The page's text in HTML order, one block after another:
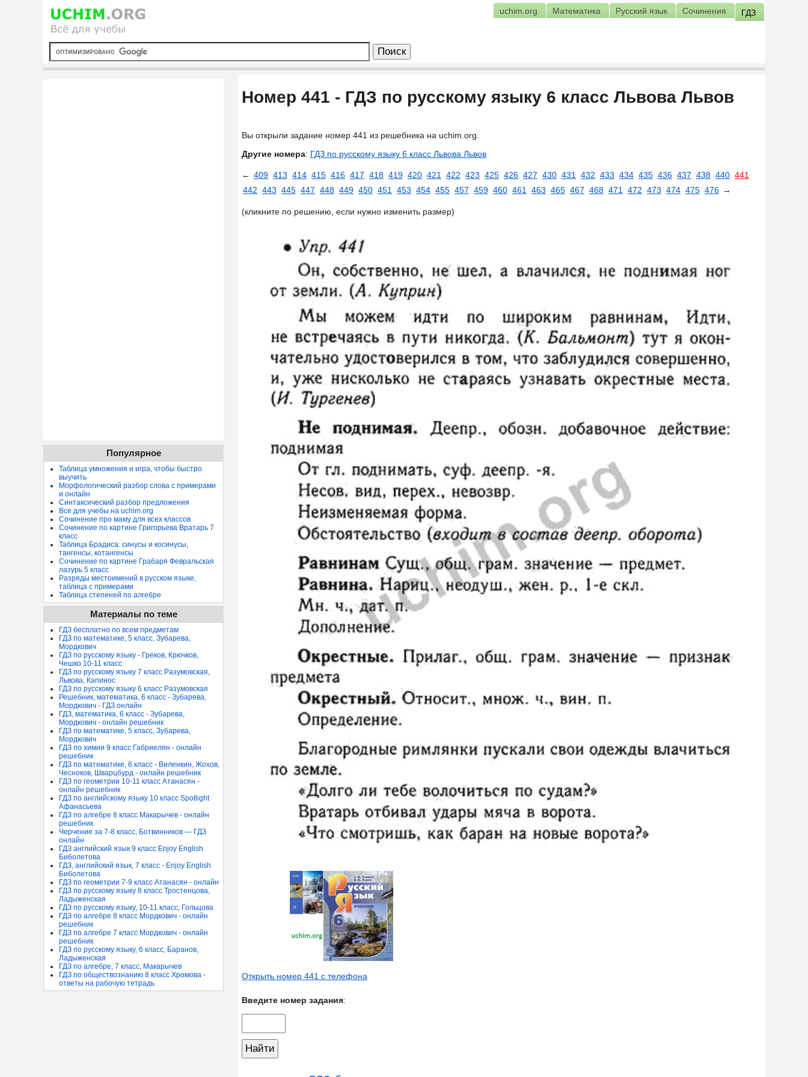
uchim.org Математика Русский язык Сочинения ГДЗ
Номер 441 - ГДЗ по русскому языку 6 класс Львова Львов
Вы открыли задание номер 441 из решебника на uchim.org.
Другие номера: ГДЗ по русскому языку 6 класс Львова Львов
← 409 413 414 415 416 417 418 419 420 421 422 423 425 426 427 430 431 432 433 434 435 436 437 438 440 441
442 443 445 447 448 449 450 451 453 454 455 457 459 460 461 463 465 467 468 471 472 473 474 475 476 →
(кликните по решению, если нужно изменить размер)
Открыть номер 441 с телефона
Введите номер задания:
Популярное
Таблица умножения и игра, чтобы быстро
выучить
Морфологический разбор слова с примерами
и онлайн
Синтаксический разбор предложения
Все для учебы на uchim.org
Сочинение про маму для всех классов
Сочинение по картине Григорьева Вратарь 7
класс
Таблица Брадиса: синусы и косинусы,
тангенсы, котангенсы
Сочинение по картине Грабаря Февральская
лазурь 5 класс
Разряды местоимений в русском языке,
таблица с примерами
Таблица степеней по алгебре
Материалы по теме
ГДЗ бесплатно по всем предметам
ГДЗ по математике, 5 класс, Зубарева,
Мордкович
ГДЗ по русскому языку - Греков, Крючков,
Чешко 10-11 класс
ГДЗ по русскому языку 7 класс Разумовская,
Львова, Капинос
ГДЗ по русскому языку 6 класс Разумовская
Решебник, математика, 6 класс - Зубарева,
Мордкович - ГДЗ онлайн
ГДЗ, математика, 6 класс - Зубарева,
Мордкович - онлайн решебник
ГДЗ по математике, 5 класс, Зубарева,
Мордкович
ГДЗ по химии 9 класс Габриелян - онлайн
решебник
ГДЗ по математике, 6 класс - Виленкин, Жохов,
Чесноков, Шварцбурд - онлайн решебник
ГДЗ по геометрии 10-11 класс Атанасян -
онлайн решебник
ГДЗ по английскому языку 10 класс Spotlight
Афанасьева
ГДЗ по алгебре 8 класс Макарычев - онлайн
решебник
Черчение за 7-8 класс, Ботвинников — ГДЗ
онлайн
ГДЗ английский язык 9 класс Enjoy English
Биболетова
ГДЗ, английский язык, 7 класс - Enjoy English
Биболетова
ГДЗ по геометрии 7-9 класс Атанасян - онлайн
ГДЗ по русскому языку 8 класс Тростенцова,
Ладыженская
ГДЗ по русскому языку, 10-11 класс, Гольцова
ГДЗ по алгебре 8 класс Мордкович - онлайн
решебник
ГДЗ по алгебре 7 класс Мордкович - онлайн
решебник
ГДЗ по русскому языку, 6 класс, Баранов,
Ладыженская
ГДЗ по алгебре, 7 класс, Макарычев
ГДЗ по обществознанию 8 класс Хромова -
ответы на рабочую тетрадь